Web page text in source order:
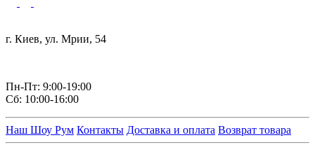
г. Киев, ул. Мрии, 54
Пн-Пт: 9:00-19:00
Сб: 10:00-16:00
Наш Шоу Рум Контакты Доставка и оплата Возврат товара